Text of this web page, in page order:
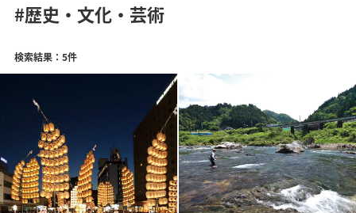
#歴史・文化・芸術
検索結果：5件